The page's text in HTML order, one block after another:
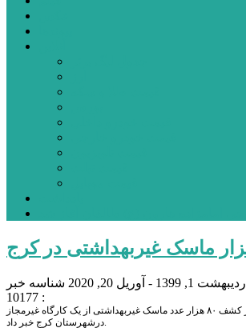
اردیبهشت 1, 1399 - آوریل 20, 2020
شناسه خبر
: 10177
جانشین انتظامی البرز از کشف ۸۰ هزار عدد ماسک غیربهداشتی از یک کارگاه غیرمجاز
درشهرستان کرج خبر داد.